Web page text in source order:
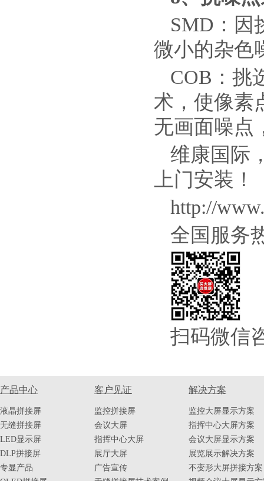
SMD：因
微小的杂色
COB：挑
术，使像素
无画面噪点
维康国际
上门安装！
http://
全国服务
扫码微信
产品中心
液晶拼接屏
无缝拼接屏
LED显示屏
DLP拼接屏
专显产品
客户见证
监控拼接屏
会议大屏
指挥中心大屏
展厅大屏
广告宣传
解决方案
监控大屏显示方案
指挥中心大屏方案
会议大屏显示方案
展览展示解决方案
不变形大屏拼接方案